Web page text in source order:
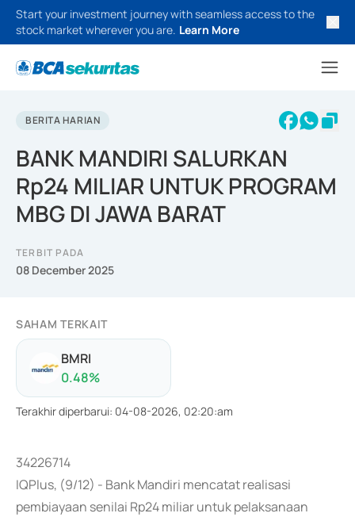
Start your investment journey with seamless access to the
stock market wherever you are. Learn More
BERITA HARIAN
BANK MANDIRI SALURKAN
Rp24 MILIAR UNTUK PROGRAM
MBG DI JAWA BARAT
TERBIT PADA
08 December 2025
SAHAM TERKAIT
BMRI
0.48%
Terakhir diperbarui: 04-08-2026, 02:20:am
34226714
IQPlus, (9/12) - Bank Mandiri mencatat realisasi
pembiayaan senilai Rp24 miliar untuk pelaksanaan